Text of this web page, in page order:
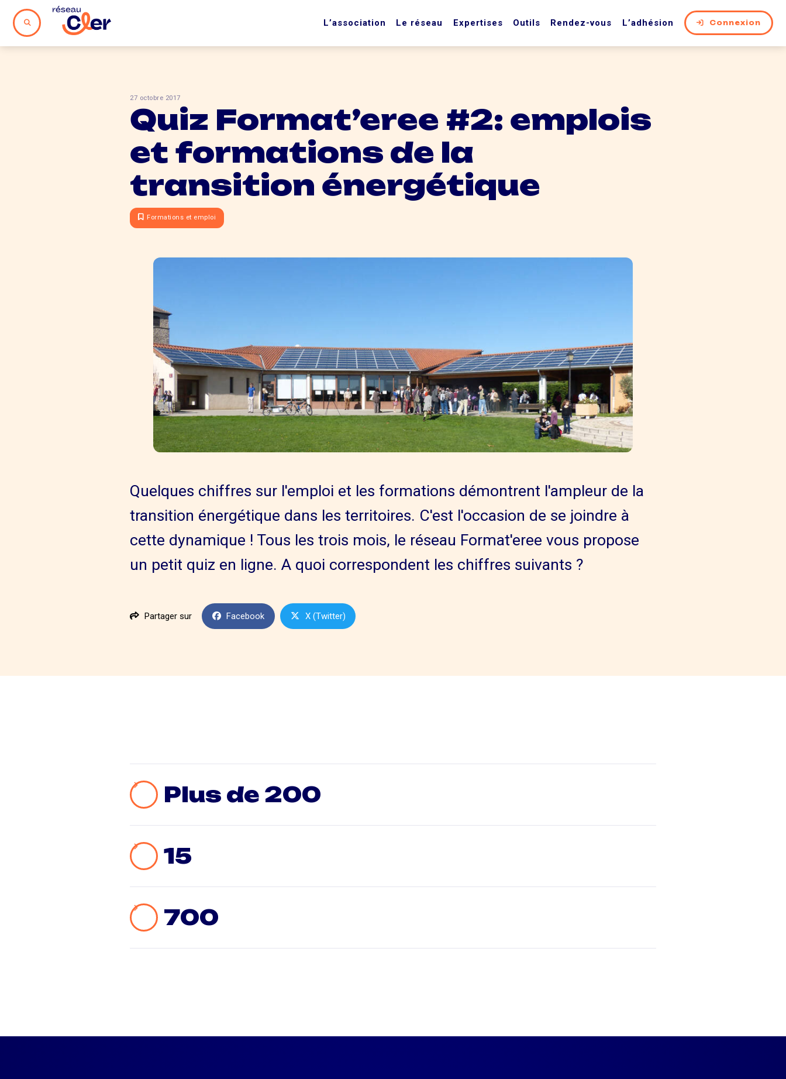
L’association Le réseau Expertises Outils Rendez-vous L’adhésion Connexion
27 octobre 2017
Quiz Format’eree #2: emplois
et formations de la
transition énergétique
Formations et emploi
Quelques chiffres sur l'emploi et les formations démontrent l'ampleur de la
transition énergétique dans les territoires. C'est l'occasion de se joindre à
cette dynamique ! Tous les trois mois, le réseau Format'eree vous propose
un petit quiz en ligne. A quoi correspondent les chiffres suivants ?
Partager sur Facebook X (Twitter)
Plus de 200
15
700